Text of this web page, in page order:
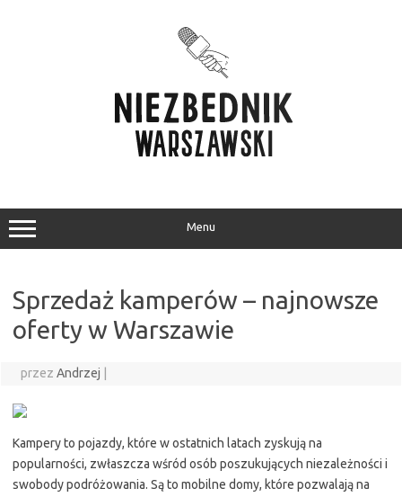
Menu
Sprzedaż kamperów – najnowsze
oferty w Warszawie
przez Andrzej
Kampery to pojazdy, które w ostatnich latach zyskują na
popularności, zwłaszcza wśród osób poszukujących niezależności i
swobody podróżowania. Są to mobilne domy, które pozwalają na